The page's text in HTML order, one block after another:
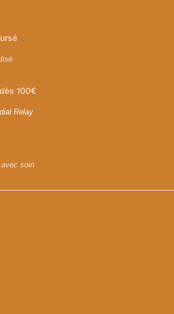
100€
Relay
avec soin